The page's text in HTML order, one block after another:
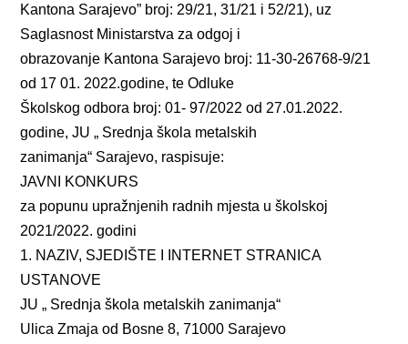
Kantona Sarajevo” broj: 29/21, 31/21 i 52/21), uz
Saglasnost Ministarstva za odgoj i
obrazovanje Kantona Sarajevo broj: 11-30-26768-9/21
od 17 01. 2022.godine, te Odluke
Školskog odbora broj: 01- 97/2022 od 27.01.2022.
godine, JU „ Srednja škola metalskih
zanimanja“ Sarajevo, raspisuje:
JAVNI KONKURS
za popunu upražnjenih radnih mjesta u školskoj
2021/2022. godini
1. NAZIV, SJEDIŠTE I INTERNET STRANICA
USTANOVE
JU „ Srednja škola metalskih zanimanja“
Ulica Zmaja od Bosne 8, 71000 Sarajevo